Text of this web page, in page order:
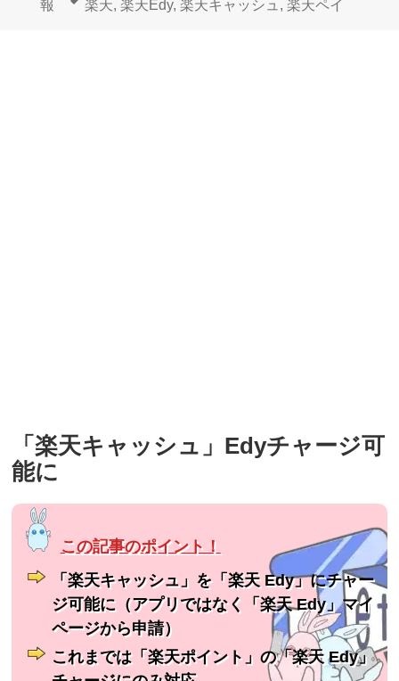
成
テ
報
タ
楽天, 楽天Edy, 楽天キャッシュ, 楽天ペイ
「楽天キャッシュ」Edyチャージ可
能に
「楽天キャッシュ」を「楽天 Edy」にチャー
ジ可能に（アプリではなく「楽天 Edy」マイ
ページから申請）
これまでは「楽天ポイント」の「楽天 Edy」